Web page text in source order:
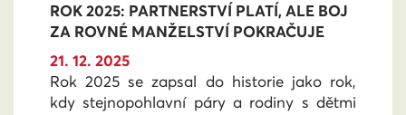
ROK 2025: PARTNERSTVÍ PLATÍ, ALE BOJ
ZA ROVNÉ MANŽELSTVÍ POKRAČUJE
21. 12. 2025
Rok 2025 se zapsal do historie jako rok,
kdy stejnopohlavní páry a rodiny s dětmi